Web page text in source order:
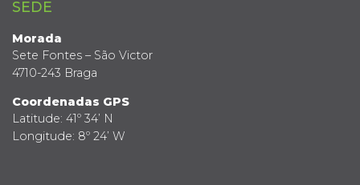
SEDE
Morada
Sete Fontes – São Victor
4710-243 Braga
Coordenadas GPS
Latitude: 41º 34’ N
Longitude: 8º 24’ W